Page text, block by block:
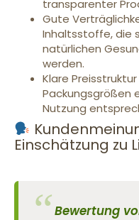
transparenter
Gute
Inhaltsstoffe, die
natürlichen
werden.
Klare
Packungsgrößen
Nutzung
Einschätzung zu
Bewertung